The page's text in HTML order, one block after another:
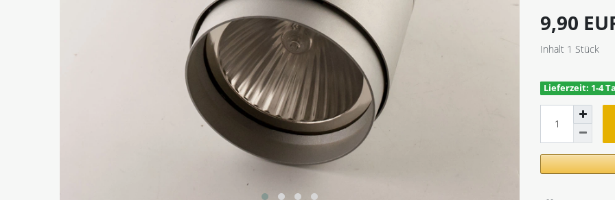
9,90
Inhalt 1 Stück
Lieferzeit: 1-4